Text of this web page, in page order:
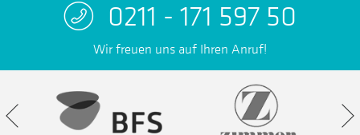
0211 - 171 597 50
Wir freuen uns auf Ihren Anruf!